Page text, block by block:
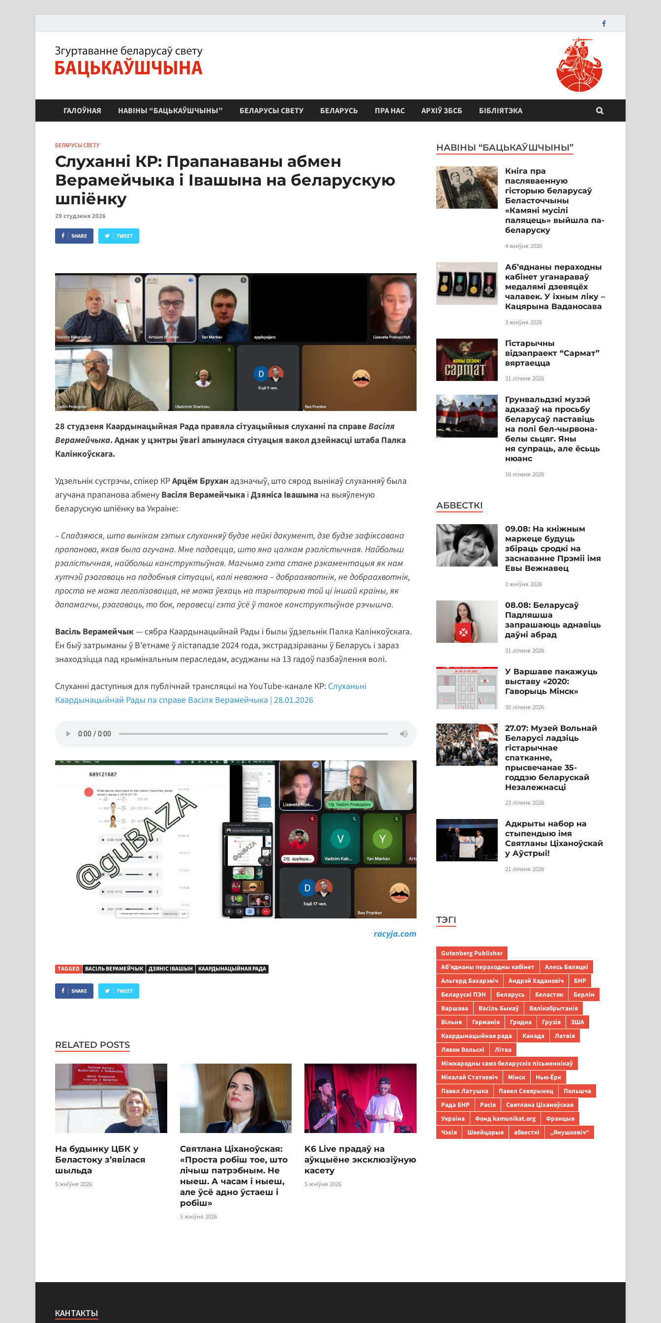
ЗБС "Бацькаўшчына"
ГАЛОЎНАЯ НАВІНЫ “БАЦЬКАЎШЧЫНЫ” БЕЛАРУСЫ СВЕТУ БЕЛАРУСЬ ПРА НАС АРХІЎ ЗБСБ БІБЛІЯТЭКА
БЕЛАРУСЫ СВЕТУ
Слуханні КР: Прапанаваны абмен
Верамейчыка і Івашына на беларускую
шпіёнку
29 студзеня 2026
SHARE TWEET
28 студзеня Каардынацыйная Рада правяла сітуацыйныя слуханні па справеВасіля
Верамейчыка. Аднак у цэнтры ўвагі апынулася сітуацыя вакол дзейнасці штаба Палка
Калінкоўскага.
Удзельнік сустрэчы, спікер КРАрцём Брухан адзначыў, што сярод вынікаў слуханняў была
агучана прапанова абмену Васіля Верамейчыка іДзяніса Івашына на выяўленую
беларускую шпіёнку ва Украіне:
– Спадзяюся, што вынікам гэтых слуханняў будзе нейкі дакумент, дзе будзе зафіксавана
прапанова, якая была агучана. Мне падаецца, што яна цалкам рэалістычная. Найбольш
рэалістычная, найбольш канструктыўная. Магчыма гэта стане рэкаментацыя як нам
хутчэй рэагаваць на падобныя сітуацыі, калі неважна – добраахвотнік, не добраахвотнік,
проста не можа легалізавацца, не можа ўехаць на тэрыторыю той ці іншай краіны, як
дапамагчы, рэагаваць, то бок, перавесці гэта ўсё ў такое канструктыўнае рэчышча.
Васіль Верамейчык— сябра Каардынацыйнай Рады і былы ўдзельнік Палка Калінкоўскага.
Ён быў затрыманы ў В’етнаме ў лістападзе 2024 года, экстрадзіраваны ў Беларусь і зараз
знаходзіцца пад крымінальным пераследам, асуджаны на 13 гадоў пазбаўлення волі.
Слуханні даступныя для публічнай трансляцыі на YouTube-канале КР: Слуханьні
Каардынацыйнай Рады па справе Васіля Верамейчыка | 28.01.2026
racyja.com
TAGGED ВАСІЛЬ ВЕРАМЕЙЧЫК ДЗЯНІС ІВАШЫН КААРДЫНАЦЫЙНАЯ РАДА
SHARE TWEET
RELATED POSTS
На будынку ЦБК у
Беластоку з’явілася
шыльда
5 жніўня 2026
Святлана Ціханоўская:
«Проста робіш тое, што
лічыш патрэбным. Не
ныеш. А часам і ныеш,
але ўсё адно ўстаеш і
робіш»
5 жніўня 2026
K6 Live прадаў на
аўкцыёне эксклюзіўную
касету
5 жніўня 2026
НАВІНЫ “БАЦЬКАЎШЧЫНЫ”
Кніга пра
пасляваенную
гісторыю беларусаў
Беласточчыны
«Камяні мусілі
паляцець» выйшла па-
беларуску
4 жніўня 2026
Аб’яднаны пераходны
кабінет уганараваў
медалямі дзевяцёх
чалавек. У іхным ліку –
Кацярына Ваданосава
3 жніўня 2026
Гістарычны
відэапраект “Сармат”
вяртаецца
31 ліпеня 2026
Грунвальдзкі музэй
адказаў на просьбу
беларусаў паставіць
на полі бел-чырвона-
белы сьцяг. Яны
ня супраць, але ёсьць
нюанс
16 ліпеня 2026
АБВЕСТКІ
09.08: На кніжным
маркеце будуць
збіраць сродкі на
заснаванне Прэміі імя
Евы Вежнавец
3 жніўня 2026
08.08: Беларусаў
Падляшша
запрашаюць аднавіць
даўні абрад
31 ліпеня 2026
У Варшаве пакажуць
выставу «2020:
Гаворыць Мінск»
30 ліпеня 2026
27.07: Музей Вольнай
Беларусі ладзіць
гістарычнае
спатканне,
прысвечанае 35-
годдзю беларускай
Незалежнасці
23 ліпеня 2026
Адкрыты набор на
стыпендыю імя
Святланы Ціханоўскай
у Аўстрыі!
21 ліпеня 2026
ТЭГІ
Gutenberg Publisher
Аб’яднаны пераходны кабінет
Алесь Бяляцкі
Альгерд Бахарэвіч
Андрэй Хадановіч
БНР
Беларускі ПЭН
Беларусь Беласток
Берлін
Варшава
Васіль Быкаў
Вялікабрытанія
Вільня
Германія Гродна Грузія
ЗША
Каардынацыйная рада
Канада
Латвія
Лявон Вольскі
Літва
Міжнародны саюз беларускіх пісьменнікаў
Мікалай Статкевіч
Мінск
Нью-Ёрк
Павел Латушка
Павел Севярынец
Польшча
Рада БНР
Расія
Святлана Ціханоўская
Украіна
Фонд kamunikat.org
Францыя
Чэхія
Швейцарыя абвесткі „Янушкевіч“
КАНТАКТЫ